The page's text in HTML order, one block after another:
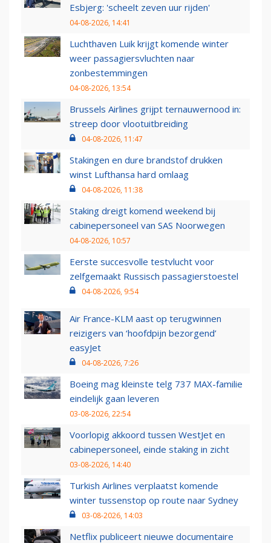
Esbjerg: 'scheelt zeven uur rijden'
04-08-2026, 14:41
Luchthaven Luik krijgt komende winter
weer passagiersvluchten naar
zonbestemmingen
04-08-2026, 13:54
Brussels Airlines grijpt ternauwernood in:
streep door vlootuitbreiding
04-08-2026, 11:47
Stakingen en dure brandstof drukken
winst Lufthansa hard omlaag
04-08-2026, 11:38
Staking dreigt komend weekend bij
cabinepersoneel van SAS Noorwegen
04-08-2026, 10:57
Eerste succesvolle testvlucht voor
zelfgemaakt Russisch passagierstoestel
04-08-2026, 9:54
Air France-KLM aast op terugwinnen
reizigers van ‘hoofdpijn bezorgend’
easyJet
04-08-2026, 7:26
Boeing mag kleinste telg 737 MAX-familie
eindelijk gaan leveren
03-08-2026, 22:54
Voorlopig akkoord tussen WestJet en
cabinepersoneel, einde staking in zicht
03-08-2026, 14:40
Turkish Airlines verplaatst komende
winter tussenstop op route naar Sydney
03-08-2026, 14:03
Netflix publiceert nieuwe documentaire